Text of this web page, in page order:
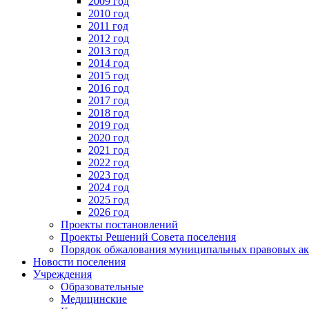
2010 год
2011 год
2012 год
2013 год
2014 год
2015 год
2016 год
2017 год
2018 год
2019 год
2020 год
2021 год
2022 год
2023 год
2024 год
2025 год
2026 год
Проекты постановлений
Проекты Решений Совета поселения
Порядок обжалования муниципальных правовых
Новости поселения
Учреждения
Образовательные
Медицинские